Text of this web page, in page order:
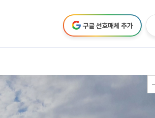
구글 선호매체 추가